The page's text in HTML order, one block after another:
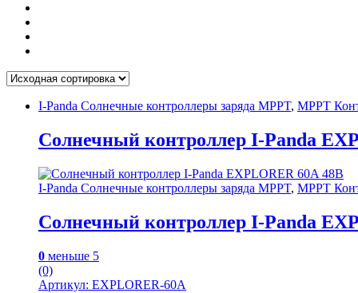
I-Panda Солнечные контроллеры заряда MPPT, MPPT
Солнечный контроллер I-Panda
I-Panda Солнечные контроллеры заряда MPPT, MPPT
Солнечный контроллер I-Panda
0 меньше 5
(0)
Артикул: EXPLORER-60A